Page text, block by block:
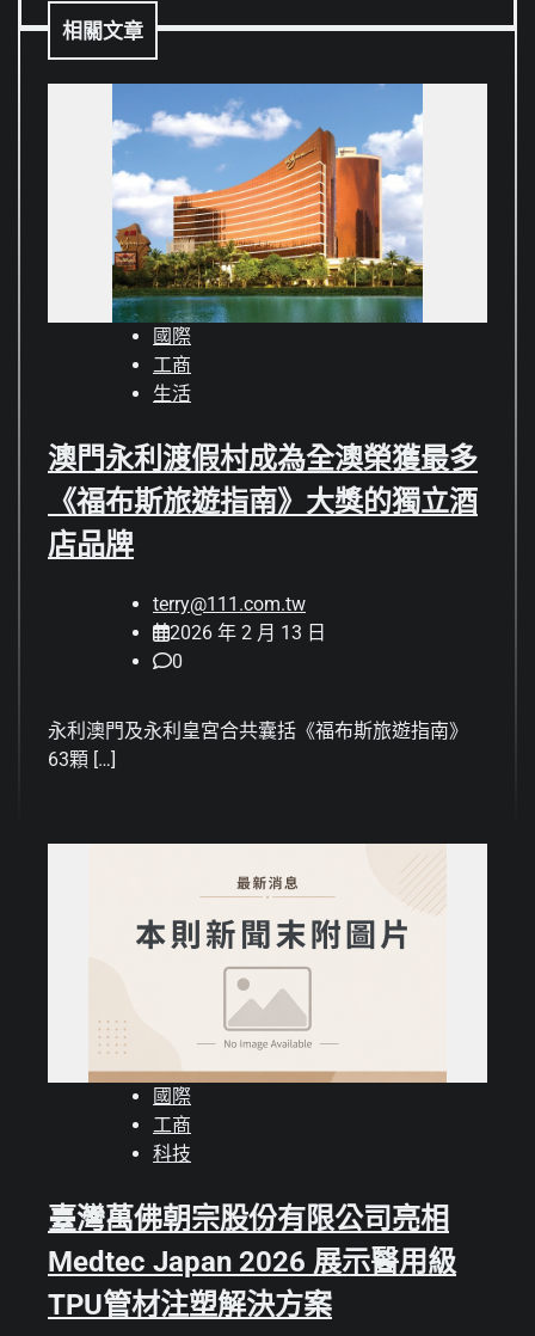
相關文章
國際
工商
生活
澳門永利渡假村成為全澳榮獲最多
《福布斯旅遊指南》大獎的獨立酒
店品牌
terry@111.com.tw
2026 年 2 月 13 日
0
永利澳門及永利皇宮合共囊括《福布斯旅遊指南》
63顆 […]
國際
工商
科技
臺灣萬佛朝宗股份有限公司亮相
Medtec Japan 2026 展示醫用級
TPU管材注塑解決方案